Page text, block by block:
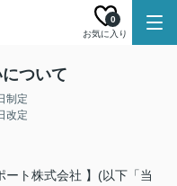
お気に入り
0
ついて
制定
改定
ト株式会社 】(以下「当